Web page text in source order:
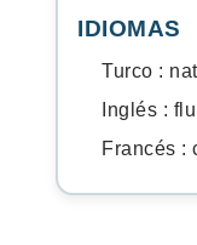
IDIOMAS
Turco :
Inglés :
Francés :